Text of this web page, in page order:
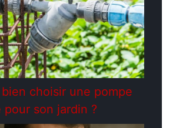
choisir une pompe
pour son jardin ?